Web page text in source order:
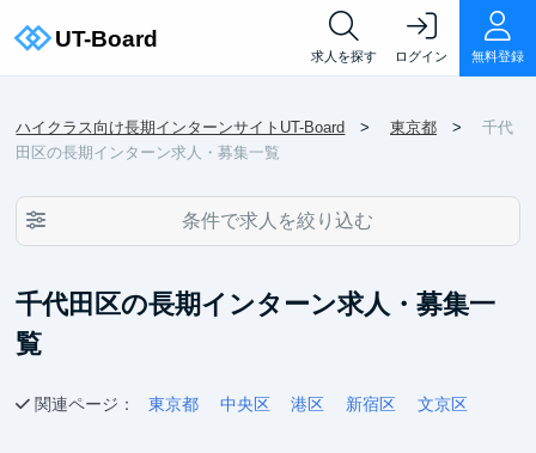
求人を探す ログイン 無料登録
ハイクラス向け長期インターンサイトUT-Board 東京都
千代
田区の長期インターン求人・募集一覧
条件で求人を絞り込む
千代田区の長期インターン求人・募集一
覧
関連ページ： 東京都 中央区 港区 新宿区 文京区